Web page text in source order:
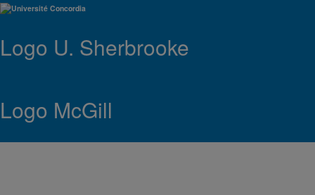
Logo U. Sherbrooke
Logo McGill